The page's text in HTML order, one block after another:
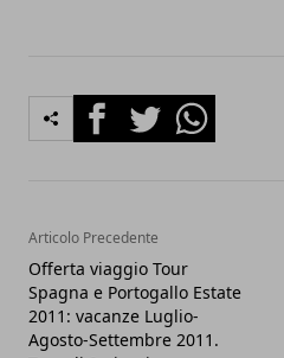
FacebookTwitterWhatsapp
Articolo Precedente
Offerta viaggio Tour
Spagna e Portogallo Estate
2011: vacanze Luglio-
Agosto-Settembre 2011.